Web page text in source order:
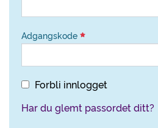
Adgangskode
Forbli innlogget
Har du glemt passordet ditt?